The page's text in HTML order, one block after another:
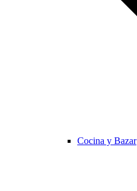
Cocina y Bazar